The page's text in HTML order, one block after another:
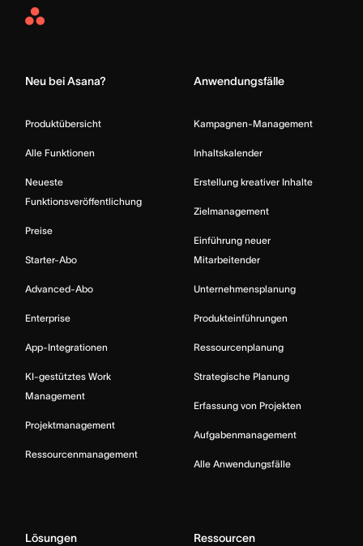
Asana
Neu bei Asana?
Produktübersicht
Alle Funktionen
Neueste
Funktionsveröffentlichung
Preise
Starter-Abo
Advanced-Abo
Enterprise
App-Integrationen
KI-gestütztes Work
Management
Projektmanagement
Ressourcenmanagement
Anwendungsfälle
Kampagnen-Management
Inhaltskalender
Erstellung kreativer Inhalte
Zielmanagement
Einführung neuer
Mitarbeitender
Unternehmensplanung
Produkteinführungen
Ressourcenplanung
Strategische Planung
Erfassung von Projekten
Aufgabenmanagement
Alle Anwendungsfälle
Lösungen Ressourcen